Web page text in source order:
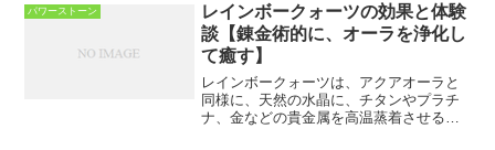
ディングが大事ですよ」というのは、ス
ピリチュアルな情報にアク...
パワーストーン
レインボークォーツの効果と体験
談【錬金術的に、オーラを浄化し
て癒す】
レインボークォーツは、アクアオーラと
同様に、天然の水晶に、チタンやプラチ
ナ、金などの貴金属を高温蒸着させるこ